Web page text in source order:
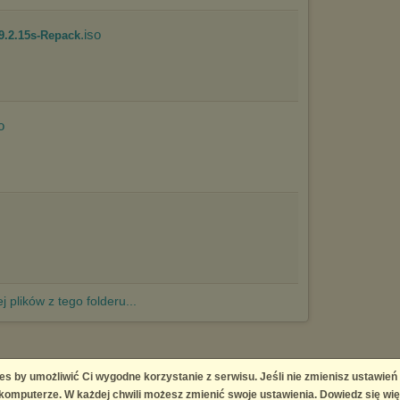
Repack.iso
plików z tego folderu...
infringement
by umożliwić Ci wygodne korzystanie z serwisu. Jeśli nie zmienisz
W każdej chwili możesz zmienić swoje ustawienia. Dowiedz się